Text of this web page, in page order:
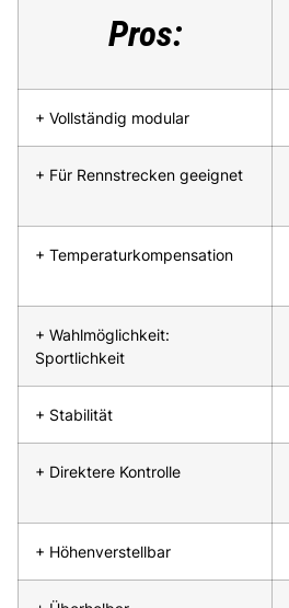
Pros:
+ Vollständig modular
+ Für Rennstrecken geeignet
+ Temperaturkompensation
+ Wahlmöglichkeit:
Sportlichkeit
+ Stabilität
+ Direktere Kontrolle
+ Höhenverstellbar